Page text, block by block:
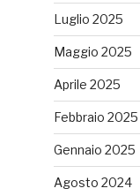
Luglio 2025
Maggio 2025
Aprile 2025
Febbraio 2025
Gennaio 2025
Agosto 2024